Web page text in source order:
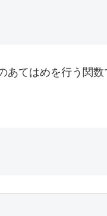
あてはめを行う関